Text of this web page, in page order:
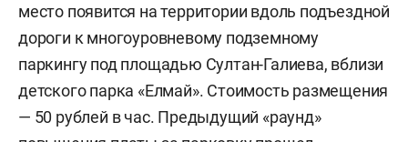
место появится на территории вдоль подъездной
дороги к многоуровневому подземному
паркингу под площадью Султан-Галиева, вблизи
детского парка «Елмай». Стоимость размещения
— 50 рублей в час. Предыдущий «раунд»